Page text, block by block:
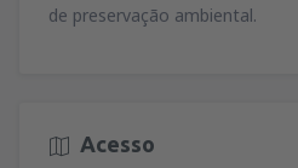
de preservação ambiental.
Acesso